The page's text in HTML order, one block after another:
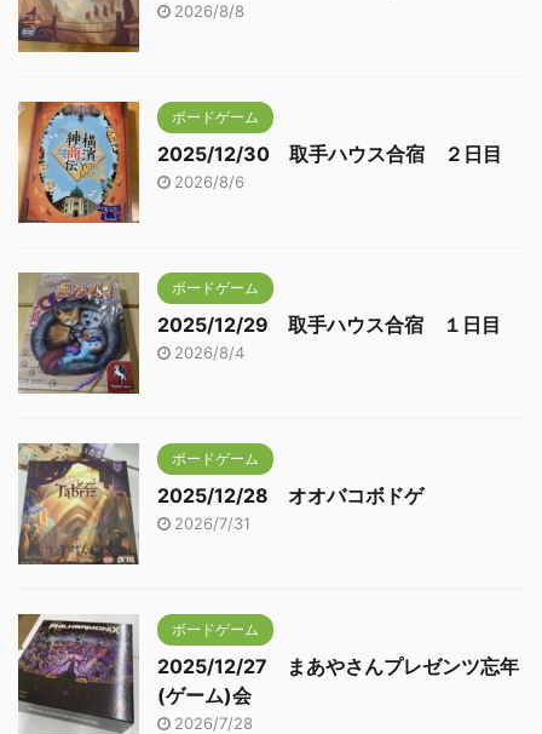
2026/8/8
ボードゲーム
2025/12/30 取手ハウス合宿 ２日目
2026/8/6
ボードゲーム
2025/12/29 取手ハウス合宿 １日目
2026/8/4
ボードゲーム
2025/12/28 オオバコボドゲ
2026/7/31
ボードゲーム
2025/12/27 まあやさんプレゼンツ忘年
(ゲーム)会
2026/7/28